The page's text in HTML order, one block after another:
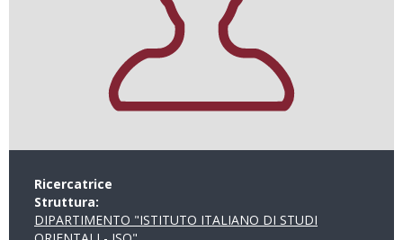
Ricercatrice
Struttura:
DIPARTIMENTO "ISTITUTO ITALIANO DI STUDI